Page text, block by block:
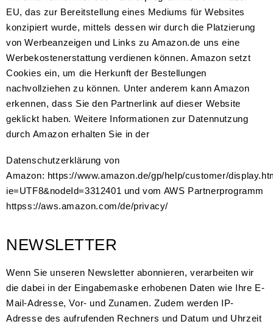
EU, das zur Bereitstellung eines Mediums für Websites
konzipiert wurde, mittels dessen wir durch die Platzierung
von Werbeanzeigen und Links zu Amazon.de uns eine
Werbekostenerstattung verdienen können. Amazon setzt
Cookies ein, um die Herkunft der Bestellungen
nachvollziehen zu können. Unter anderem kann Amazon
erkennen, dass Sie den Partnerlink auf dieser Website
geklickt haben. Weitere Informationen zur Datennutzung
durch Amazon erhalten Sie in der
Datenschutzerklärung von
Amazon: https://www.amazon.de/gp/help/customer/
ie=UTF8&nodeId=3312401 und vom AWS Partnerprogramm
httpss://aws.amazon.com/de/privacy/
NEWSLETTER
Wenn Sie unseren Newsletter abonnieren, verarbeiten wir
die dabei in der Eingabemaske erhobenen Daten wie Ihre E-
Mail-Adresse, Vor- und Zunamen. Zudem werden IP-
Adresse des aufrufenden Rechners und Datum und Uhrzeit